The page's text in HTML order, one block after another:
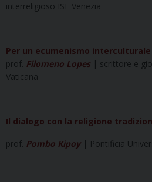
interreligioso ISE Venezia
Per un ecumenismo
prof. Filomeno Lopes| scrittore e
Vaticana
Il dialogo con la religione
prof. Pombo Kipoy| Pontificia